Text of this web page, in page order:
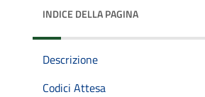
INDICE DELLA PAGINA
Descrizione
Codici Attesa